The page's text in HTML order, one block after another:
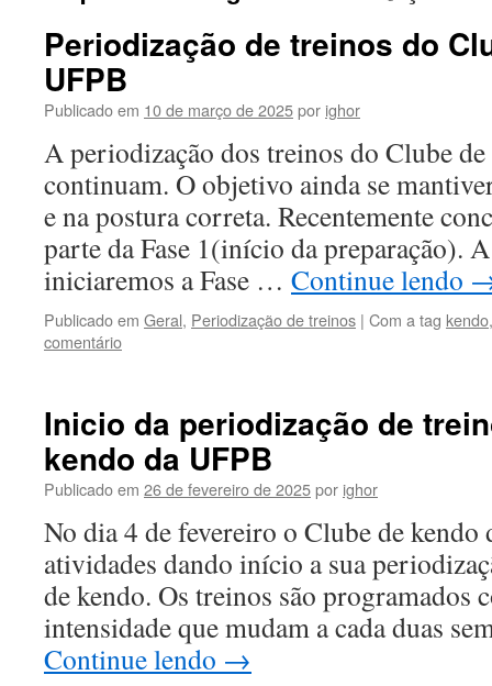
Periodização de treinos do
UFPB
Publicado em 10 de março de 2025por ighor
A periodização dos treinos do Clube
continuam. O objetivo ainda se
e na postura correta. Recentemente
parte da Fase 1(início da preparação).
iniciaremos a Fase … Continue lendo
Publicado em Geral, Periodização de treinos | Com a tag kendo
comentário
Inicio da periodização de
kendo da UFPB
Publicado em 26 de fevereiro de 2025por ighor
No dia 4 de fevereiro o Clube de kendo
atividades dando início a sua
de kendo. Os treinos são programados
intensidade que mudam a cada duas
Continue lendo →